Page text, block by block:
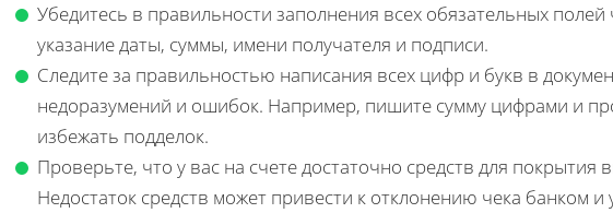
Убедитесь в правильности заполнения всех обязательных
указание даты, суммы, имени получателя и подписи.
Следите за правильностью написания всех цифр и букв в
недоразумений и ошибок. Например, пишите сумму цифрами и
избежать подделок.
Проверьте, что у вас на счете достаточно средств для покрытия
Недостаток средств может привести к отклонению чека банком